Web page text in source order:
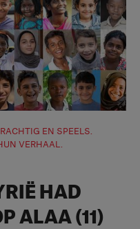
EN SPEELS.
VERHAAL.
HAD
ALAA (11)